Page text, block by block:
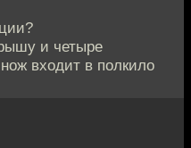
и четыре
входит в полкило